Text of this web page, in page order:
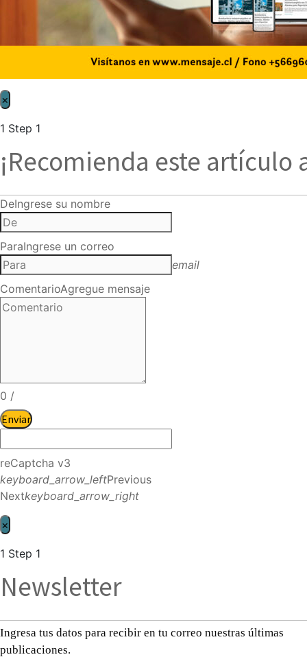
×
1 Step 1
¡Recomienda este artículo
DeIngrese su nombre
ParaIngrese un correo
email
ComentarioAgregue mensaje
0 /
Enviar
reCaptcha v3
keyboard_arrow_leftPrevious
Nextkeyboard_arrow_right
×
1 Step 1
Newsletter
Ingresa tus datos para recibir en tu correo nuestras últimas
publicaciones.